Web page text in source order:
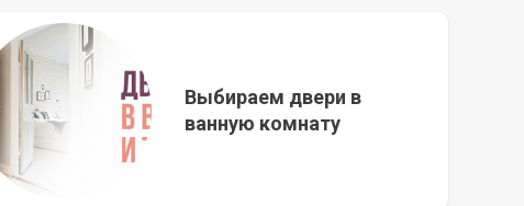
Выбираем двери в
ванную комнату